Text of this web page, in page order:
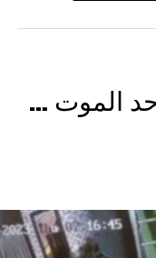
الموت …